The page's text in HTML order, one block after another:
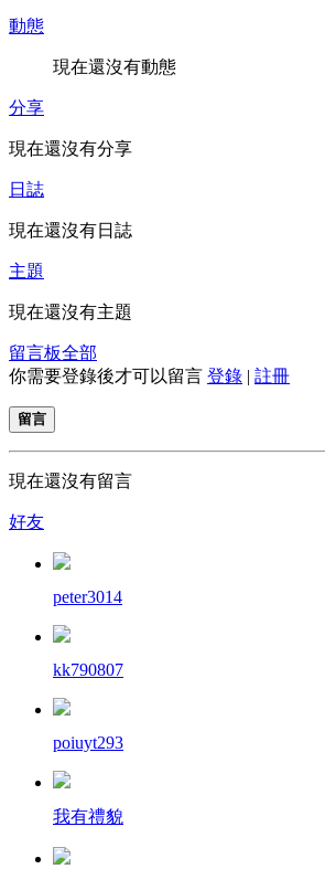
動態
現在還沒有動態
分享
現在還沒有分享
日誌
現在還沒有日誌
主題
現在還沒有主題
留言板全部
你需要登錄後才可以留言 登錄 | 註冊
留言
現在還沒有留言
好友
peter3014
kk790807
poiuyt293
我有禮貌